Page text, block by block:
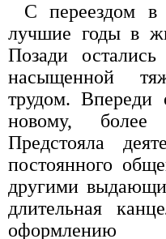
С переездом в
лучшие годы в
Позади
насыщенной
трудом. Впереди
новому, более
Предстояла
постоянного
другими
длительная
оформлению